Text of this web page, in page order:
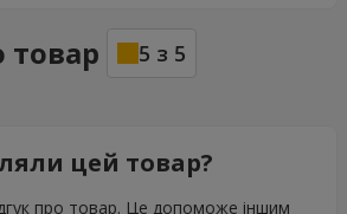
товар 5 з 5
цей товар?
про товар. Це допоможе іншим